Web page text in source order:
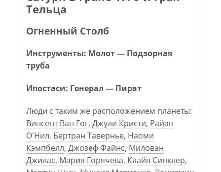
Тельца
Огненный Столб
Инструменты: Молот — Подзорная
труба
Ипостаси: Генерал — Пират
Люди с таким же расположением планеты:
Винсент Ван Гог, Джули Кристи, Райан
О'Нил, Бертран Тавернье, Наоми
Кэмпбелл, Джозеф Файнс, Милован
Джилас, Мария Горячева, Клайв Синклер,